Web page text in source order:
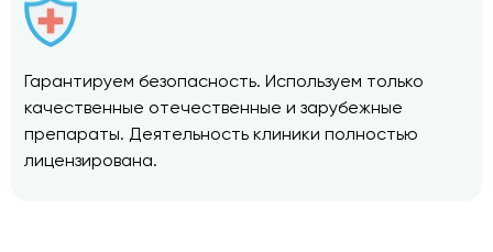
Гарантируем безопасность. Используем только
качественные отечественные и зарубежные
препараты. Деятельность клиники полностью
лицензирована.